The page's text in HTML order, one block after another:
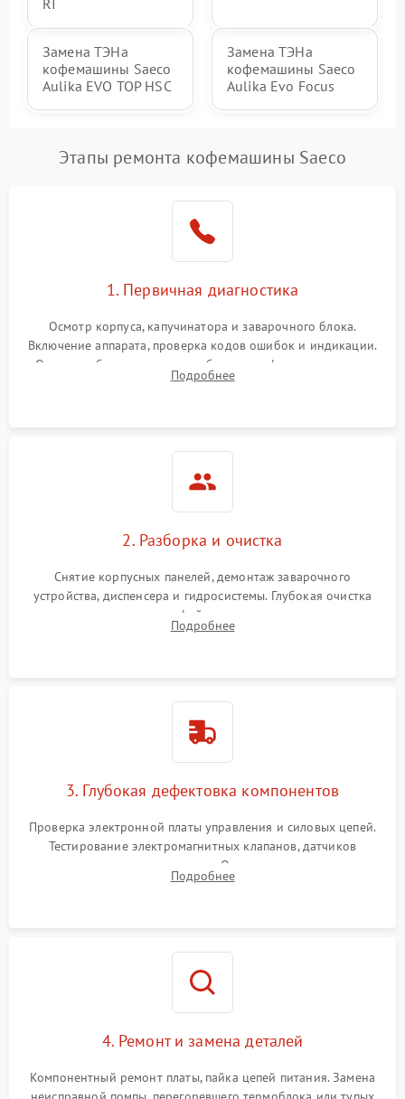
Замена ТЭНа
кофемашины Saeco
Aulika EVO TOP HSC
Замена ТЭНа
кофемашины Saeco
Aulika Evo Focus
Этапы ремонта кофемашины Saeco
1. Первичная диагностика
Осмотр корпуса, капучинатора и заварочного блока.
Включение аппарата, проверка кодов ошибок и индикации.
Оценка работы помпы, термоблока и кофемолки на слух.
Измерение температуры и давления воды для выявления
Подробнее
2. Разборка и очистка
Снятие корпусных панелей, демонтаж заварочного
устройства, диспенсера и гидросистемы. Глубокая очистка
внутренних узлов от кофейных масел, жмыха и накипи.
Промывка дренажных каналов и фильтров с использованием
Подробнее
3. Глубокая дефектовка компонентов
Проверка электронной платы управления и силовых цепей.
Тестирование электромагнитных клапанов, датчиков
температуры и расходомера. Оценка степени износа
жерновов кофемолки, уплотнительных колец гидросистемы
Подробнее
4. Ремонт и замена деталей
Компонентный ремонт платы, пайка цепей питания. Замена